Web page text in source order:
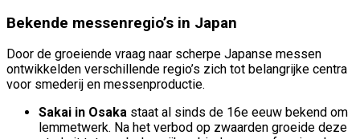
Bekende messenregio’s in Japan
Door de groeiende vraag naar scherpe Japanse messen
ontwikkelden verschillende regio’s zich tot belangrijke centra
voor smederij en messenproductie.
Sakai in Osaka staat al sinds de 16e eeuw bekend om
lemmetwerk. Na het verbod op zwaarden groeide deze